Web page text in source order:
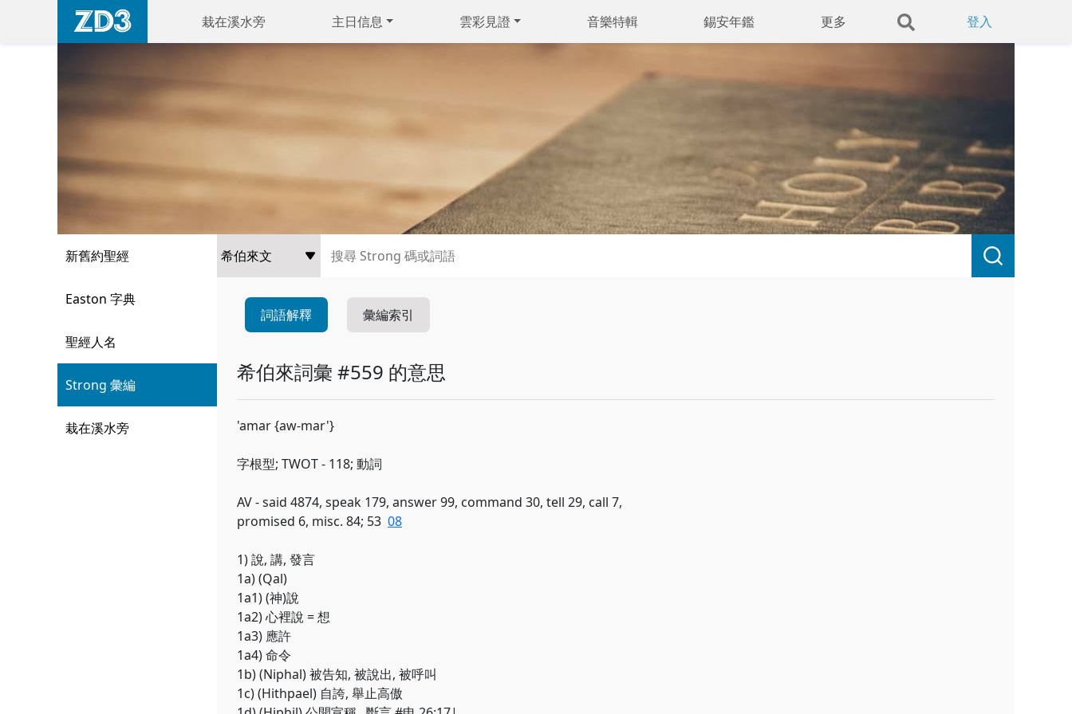
栽在溪水旁 主日信息 雲彩見證 音樂特輯 錫安年鑑 更多 登入
新舊約聖經
Easton 字典
聖經人名
Strong 彙編
栽在溪水旁
詞語解釋 彙編索引
希伯來詞彙 #559 的意思
'amar {aw-mar'}
字根型; TWOT - 118; 動詞
AV - said 4874, speak 179, answer 99, command 30, tell 29, call 7,
promised 6, misc. 84; 53 08
1) 說, 講, 發言
1a) (Qal)
1a1) (神)說
1a2) 心裡說 = 想
1a3) 應許
1a4) 命令
1b) (Niphal) 被告知, 被說出, 被呼叫
1c) (Hithpael) 自誇, 舉止高傲